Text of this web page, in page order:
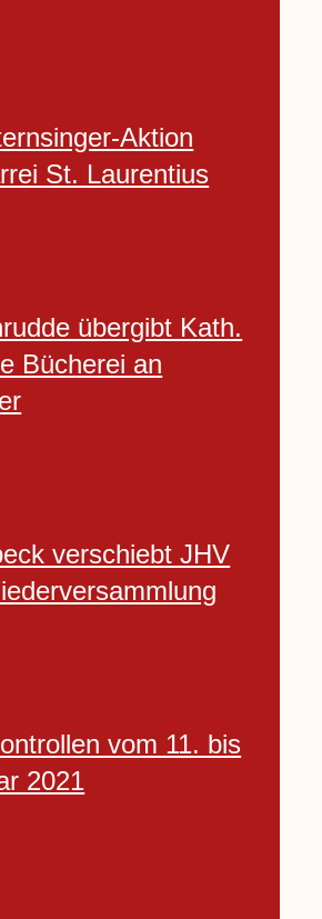
Aktion
St. Laurentius
übergibt Kath.
Bücherei an
verschiebt JHV
vom 11. bis
2021